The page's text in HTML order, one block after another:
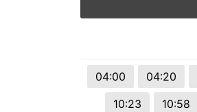
04:00 04:20
10:23
10:58